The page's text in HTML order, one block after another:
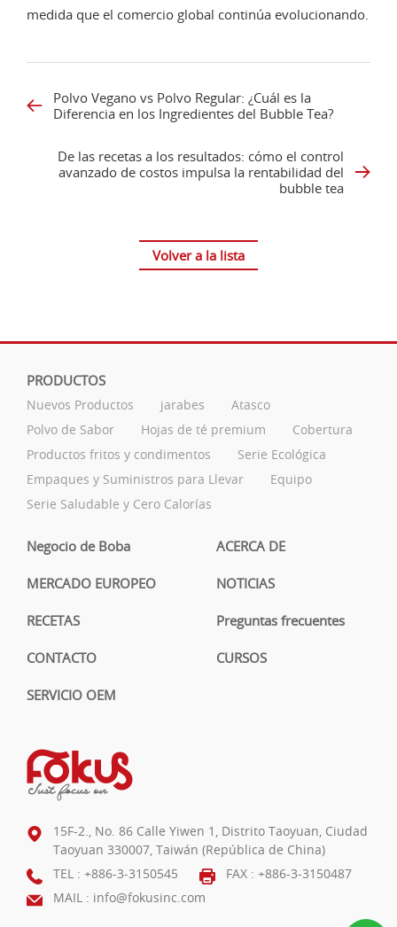
medida que el comercio global continúa evolucionando.
Polvo Vegano vs Polvo Regular: ¿Cuál es la
Diferencia en los Ingredientes del Bubble Tea?
De las recetas a los resultados: cómo el control
avanzado de costos impulsa la rentabilidad del
bubble tea
Volver a la lista
PRODUCTOS
Nuevos Productos jarabes
Atasco
Polvo de Sabor
Hojas de té premium
Cobertura
Productos fritos y condimentos
Serie Ecológica
Empaques y Suministros para Llevar
Equipo
Serie Saludable y Cero Calorías
Negocio de Boba ACERCA DE
MERCADO EUROPEO NOTICIAS
RECETAS Preguntas frecuentes
CONTACTO CURSOS
SERVICIO OEM
15F-2., No. 86 Calle Yiwen 1, Distrito Taoyuan, Ciudad
Taoyuan 330007, Taiwán (República de China)
TEL : +886-3-3150545
FAX : +886-3-3150487
MAIL : info@fokusinc.com